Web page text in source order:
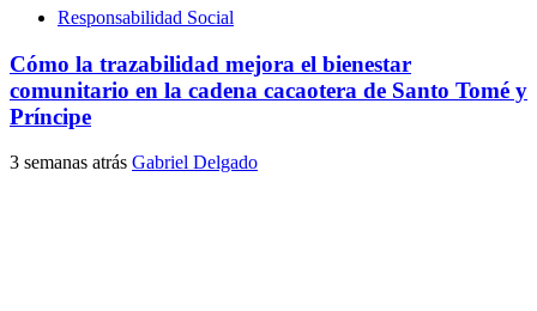
Responsabilidad Social
Cómo la trazabilidad mejora el bienestar
comunitario en la cadena cacaotera de Santo Tomé y
Príncipe
3 semanas atrás Gabriel Delgado